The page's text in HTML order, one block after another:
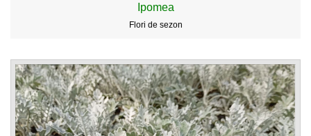
Ipomea
Flori de sezon